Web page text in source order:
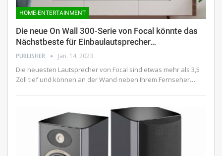
HOME-ENTERTAINMENT
Die neue On Wall 300-Serie von Focal könnte das
Nächstbeste für Einbaulautsprecher…
PUBLISHER Jan. 14, 2023
Die neuesten Lautsprecher von Focal sind etwas mehr als 3,5
Zoll tief und können an der Wand neben Ihrem Fernseher…